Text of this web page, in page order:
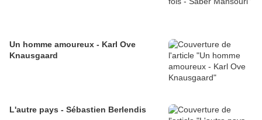
Un homme amoureux - Karl Ove
Knausgaard
L'autre pays - Sébastien Berlendis